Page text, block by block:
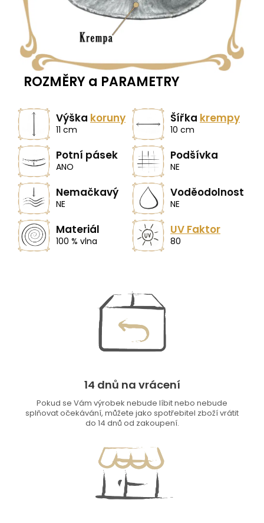
ROZMĚRY a PARAMETRY
Výška koruny
11 cm
Šířka krempy
10 cm
Potní pásek
ANO
Podšívka
NE
Nemačkavý
NE
Voděodolnost
NE
Materiál
100 % vlna
UV Faktor
80
14 dnů na vrácení
Pokud se Vám výrobek nebude líbit nebo nebude
splňovat očekávání, můžete jako spotřebitel zboží vrátit
do 14 dnů od zakoupení.